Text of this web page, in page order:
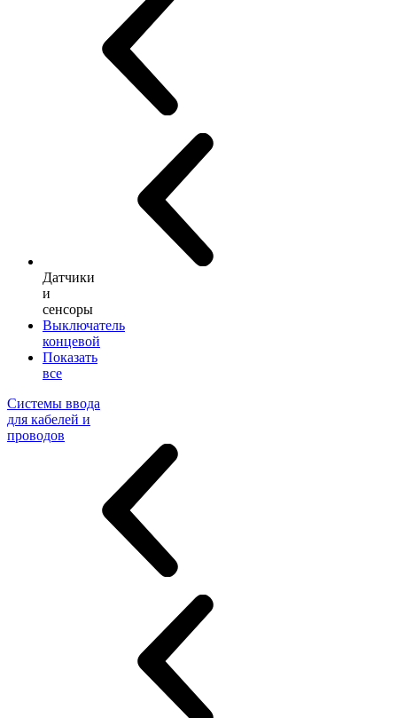
Датчики
и
сенсоры
Выключатель
концевой
Показать
все
Системы ввода
для кабелей и
проводов